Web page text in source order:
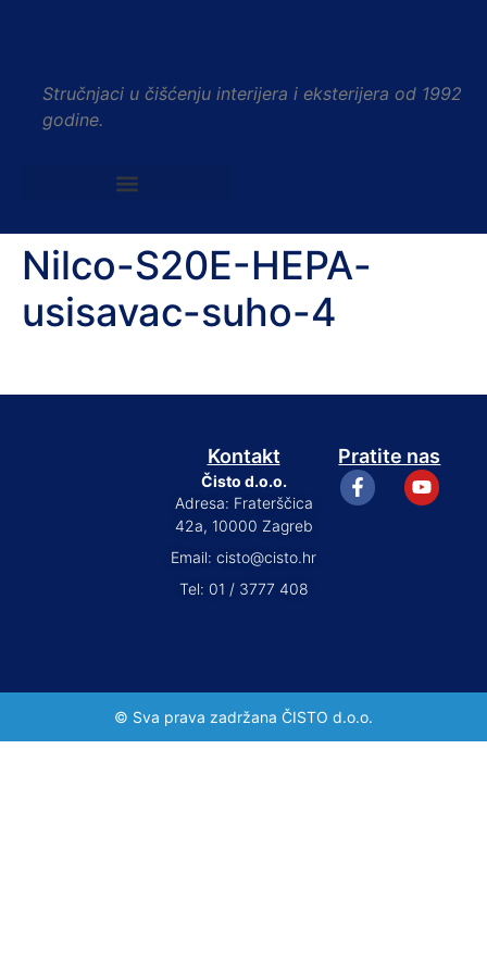
Stručnjaci u čišćenju interijera i eksterijera od 1992
godine.
Nilco-S20E-HEPA-
usisavac-suho-4
Kontakt
Čisto d.o.o.
Adresa: Fraterščica
42a, 10000 Zagreb
Email: cisto@cisto.hr
Tel: 01 / 3777 408
Pratite nas
© Sva prava zadržana ČISTO d.o.o.